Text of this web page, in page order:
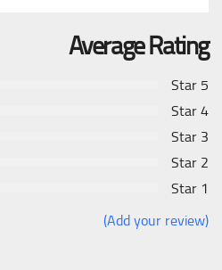
Average Rating
5 Star
4 Star
3 Star
2 Star
1 Star
(Add your review)